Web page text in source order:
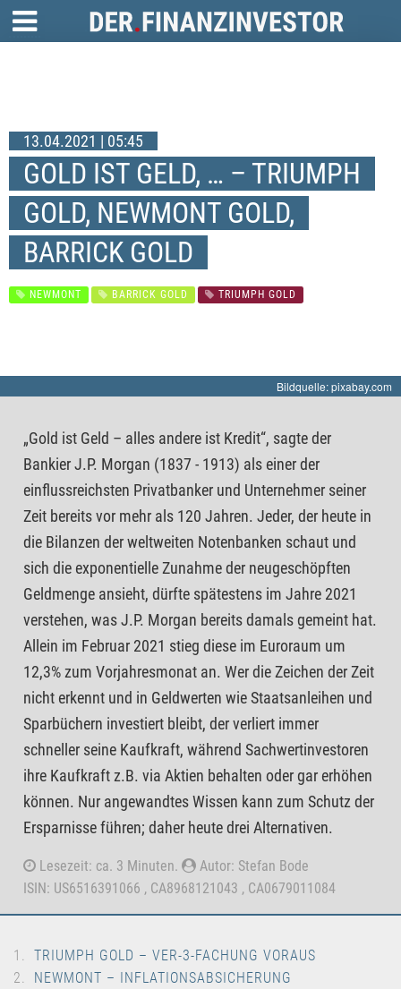
13.04.2021 | 05:45
GOLD IST GELD, … – TRIUMPH
GOLD, NEWMONT GOLD,
BARRICK GOLD
NEWMONT BARRICK GOLD TRIUMPH GOLD
Bildquelle: pixabay.com
„Gold ist Geld – alles andere ist Kredit“, sagte der
Bankier J.P. Morgan (1837 - 1913) als einer der
einflussreichsten Privatbanker und Unternehmer seiner
Zeit bereits vor mehr als 120 Jahren. Jeder, der heute in
die Bilanzen der weltweiten Notenbanken schaut und
sich die exponentielle Zunahme der neugeschöpften
Geldmenge ansieht, dürfte spätestens im Jahre 2021
verstehen, was J.P. Morgan bereits damals gemeint hat.
Allein im Februar 2021 stieg diese im Euroraum um
12,3% zum Vorjahresmonat an. Wer die Zeichen der Zeit
nicht erkennt und in Geldwerten wie Staatsanleihen und
Sparbüchern investiert bleibt, der verliert immer
schneller seine Kaufkraft, während Sachwertinvestoren
ihre Kaufkraft z.B. via Aktien behalten oder gar erhöhen
können. Nur angewandtes Wissen kann zum Schutz der
Ersparnisse führen; daher heute drei Alternativen.
Lesezeit: ca. 3 Minuten.
Autor: Stefan Bode
ISIN: US6516391066 , CA8968121043 , CA0679011084
TRIUMPH GOLD – VER-3-FACHUNG VORAUS
NEWMONT – INFLATIONSABSICHERUNG